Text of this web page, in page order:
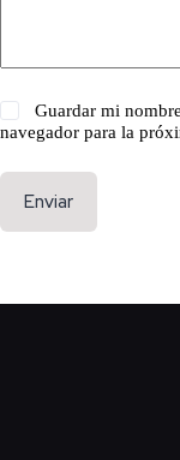
Guardar mi
navegador para la
Enviar